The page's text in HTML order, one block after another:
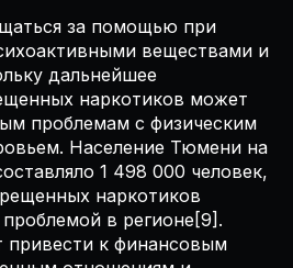
за помощью при
веществами и
дальнейшее
наркотиков может
проблемам с физическим
Население Тюмени на
1 498 000 человек,
наркотиков
проблемой в регионе[9].
привести к финансовым